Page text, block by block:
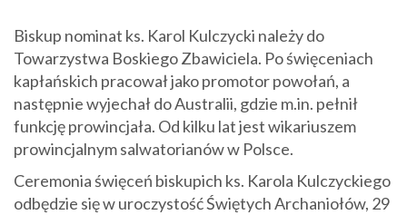
Biskup nominat ks. Karol Kulczycki należy do
Towarzystwa Boskiego Zbawiciela. Po święceniach
kapłańskich pracował jako promotor powołań, a
następnie wyjechał do Australii, gdzie m.in. pełnił
funkcję prowincjała. Od kilku lat jest wikariuszem
prowincjalnym salwatorianów w Polsce.
Ceremonia święceń biskupich ks. Karola Kulczyckiego
odbędzie się w uroczystość Świętych Archaniołów, 29